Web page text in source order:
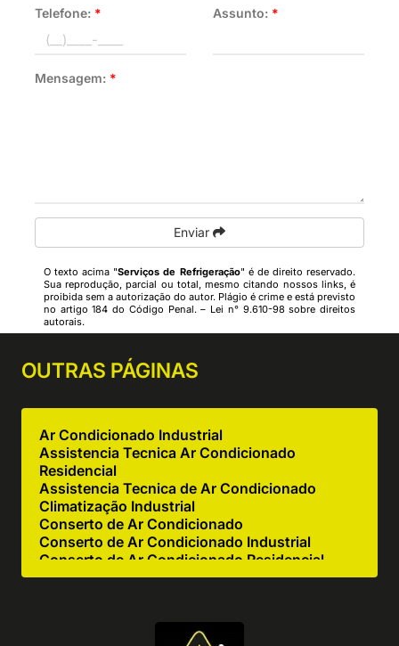
Telefone: * Assunto: *
Mensagem: *
Enviar
O texto acima "Serviços de Refrigeração" é de direito reservado.
Sua reprodução, parcial ou total, mesmo citando nossos links, é
proibida sem a autorização do autor. Plágio é crime e está previsto
no artigo 184 do Código Penal. – Lei n° 9.610-98 sobre direitos
autorais.
OUTRAS PÁGINAS
Ar Condicionado Industrial
Assistencia Tecnica Ar Condicionado
Residencial
Assistencia Tecnica de Ar Condicionado
Climatização Industrial
Conserto de Ar Condicionado
Conserto de Ar Condicionado Industrial
Conserto de Ar Condicionado Residencial
Conserto de Equipamentos de Cocção
Empresa de Ar Condicionado Industrial